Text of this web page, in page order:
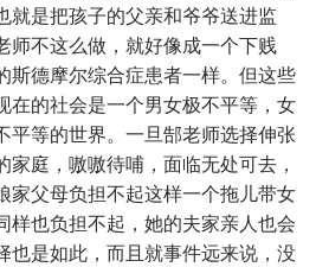
是把孩子的父亲和爷爷送进监
师不这么做，就好像成一个下贱
斯德摩尔综合症患者一样。但这些
在的社会是一个男女极不平等，女
平等的世界。一旦郜老师选择伸张
庭，嗷嗷待哺，面临无处可去，
家父母负担不起这样一个拖儿带女
样也负担不起，她的夫家亲人也会
也是如此，而且就事件远来说，没